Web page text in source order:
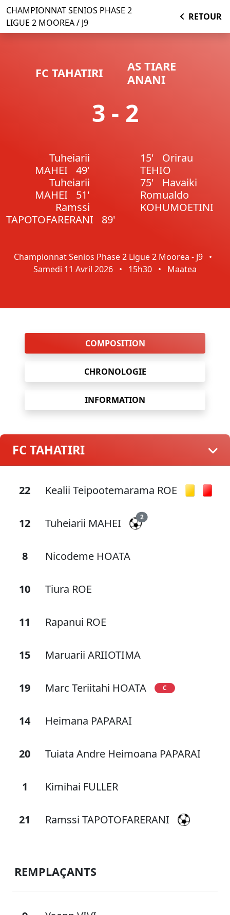
CHAMPIONNAT SENIOS PHASE 2
LIGUE 2 MOOREA / J9
RETOUR
FC TAHATIRI
AS TIARE
ANANI
3 - 2
Tuheiarii
MAHEI
49'
Tuheiarii
MAHEI
51'
Ramssi
TAPOTOFARERANI
89'
15'
Orirau
TEHIO
75'
Havaiki
Romualdo
KOHUMOETINI
Championnat Senios Phase 2 Ligue 2 Moorea - J9 •
Samedi 11 Avril 2026 • 15h30 • Maatea
COMPOSITION
CHRONOLOGIE
INFORMATION
FC TAHATIRI
22 Kealii Teipootemarama ROE
12 Tuheiarii MAHEI 2
8 Nicodeme HOATA
10 Tiura ROE
11 Rapanui ROE
15 Maruarii ARIIOTIMA
19 Marc Teriitahi HOATA C
14 Heimana PAPARAI
20 Tuiata Andre Heimoana PAPARAI
1 Kimihai FULLER
21 Ramssi TAPOTOFARERANI
REMPLAÇANTS